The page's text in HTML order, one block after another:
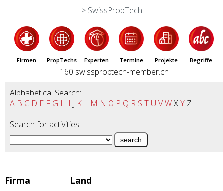
> SwissPropTech
Firmen PropTechs Experten Termine Projekte Begriffe
160 swissproptech-member.ch
Alphabetical Search:
A B C D E F G H I J K L M N O P Q R S T U VWXY Z
Search for activities:
Firma
Land